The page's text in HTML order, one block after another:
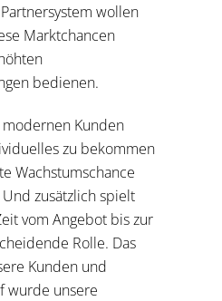
wollen
Marktchancen
bedienen.
Kunden
zu bekommen
Wachstumschance
zusätzlich spielt
vom Angebot bis zur
Rolle. Das
Kunden und
wurde unsere